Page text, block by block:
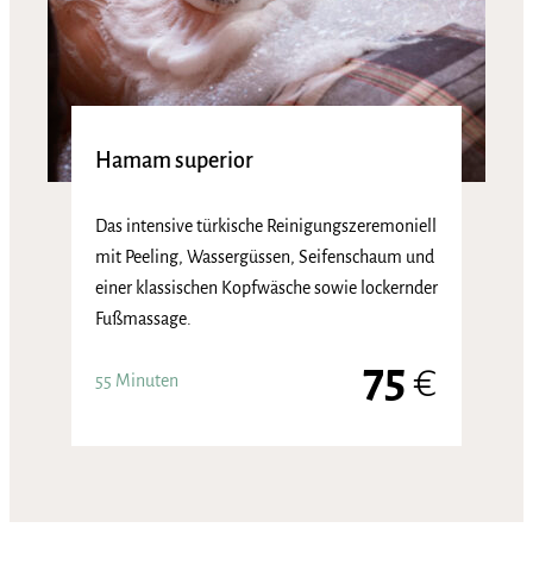
Hamam superior
Das intensive türkische Reinigungszeremoniell
mit Peeling, Wassergüssen, Seifenschaum und
einer klassischen Kopfwäsche sowie lockernder
Fußmassage.
55 Minuten 75€